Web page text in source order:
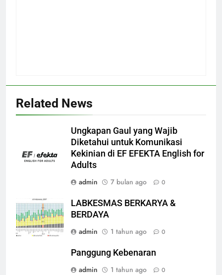
Related News
Ungkapan Gaul yang Wajib
Diketahui untuk Komunikasi
Kekinian di EF EFEKTA English for
Adults
admin
7 bulan ago 0
LABKESMAS BERKARYA &
BERDAYA
admin
1 tahun ago 0
Panggung Kebenaran
admin
1 tahun ago 0